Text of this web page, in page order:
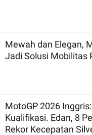
Mewah dan Elegan,
Jadi Solusi Mobilitas
MotoGP 2026
Kualifikasi. Edan, 8
Rekor Kecepatan